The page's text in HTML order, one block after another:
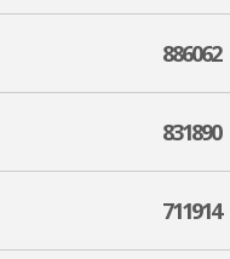
886062
831890
711914